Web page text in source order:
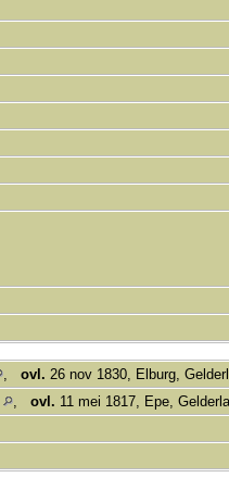
ovl. 26 nov 1830, Elburg,
ovl. 11 mei 1817, Epe,